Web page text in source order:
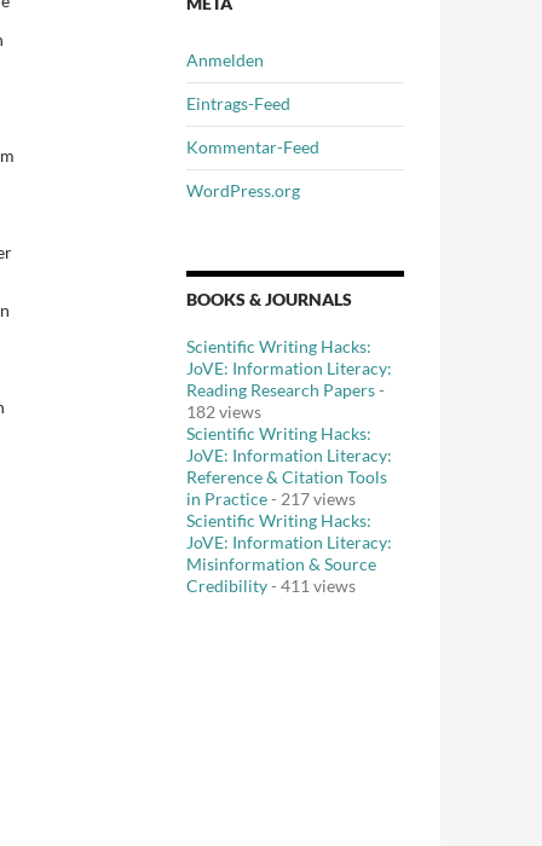
Anmelden
Eintrags-Feed
Kommentar-Feed
WordPress.org
BOOKS & JOURNALS
Scientific Writing Hacks:
JoVE: Information Literacy:
Reading Research Papers-
182 views
Scientific Writing Hacks:
JoVE: Information Literacy:
Reference & Citation Tools
in Practice- 217 views
Scientific Writing Hacks:
JoVE: Information Literacy:
Misinformation & Source
Credibility- 411 views